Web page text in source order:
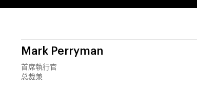
Mark Perryman
首席執行官
总裁兼